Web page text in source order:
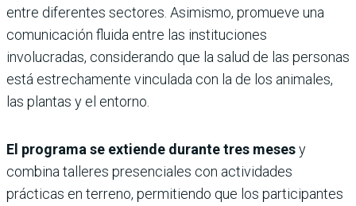
entre diferentes sectores. Asimismo, promueve una
comunicación fluida entre las instituciones
involucradas, considerando que la salud de las personas
está estrechamente vinculada con la de los animales,
las plantas y el entorno.
El programa se extiende durante tres mesesy
combina talleres presenciales con actividades
prácticas en terreno, permitiendo que los participantes